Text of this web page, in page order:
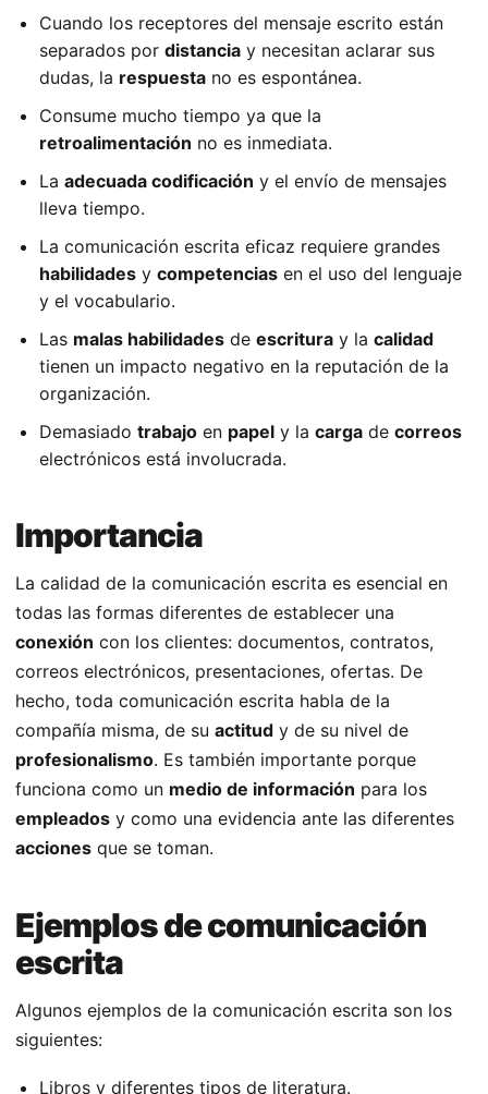
Cuando los receptores del mensaje escrito están
separados por distancia y necesitan aclarar sus
dudas, la respuesta no es espontánea.
Consume mucho tiempo ya que la
retroalimentación no es inmediata.
La adecuada codificación y el envío de mensajes
lleva tiempo.
La comunicación escrita eficaz requiere grandes
habilidades y competencias en el uso del lenguaje
y el vocabulario.
Las malas habilidades de escritura y la calidad
tienen un impacto negativo en la reputación de la
organización.
Demasiado trabajo en papel y la carga de correos
electrónicos está involucrada.
Importancia
La calidad de la comunicación escrita es esencial en
todas las formas diferentes de establecer una
conexión con los clientes: documentos, contratos,
correos electrónicos, presentaciones, ofertas. De
hecho, toda comunicación escrita habla de la
compañía misma, de su actitud y de su nivel de
profesionalismo. Es también importante porque
funciona como un medio de información para los
empleados y como una evidencia ante las diferentes
acciones que se toman.
Ejemplos de comunicación
escrita
Algunos ejemplos de la comunicación escrita son los
siguientes:
Libros y diferentes tipos de literatura.